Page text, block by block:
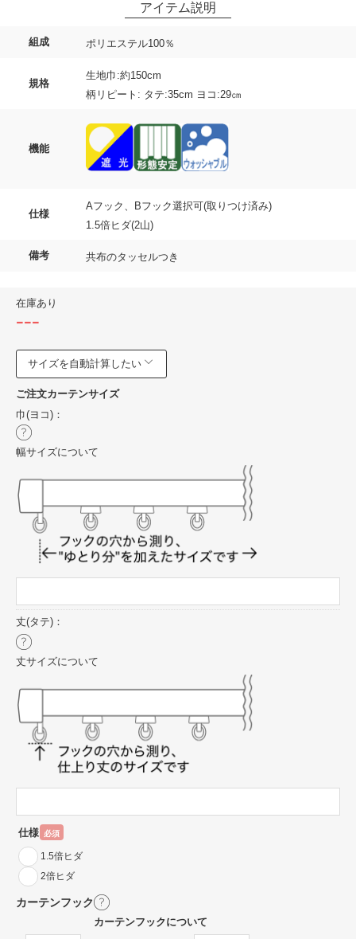
組成 ポリエステル100％
規格
生地巾:約150cm
柄リピート: タテ:35cm ヨコ:29㎝
機能
仕様
Aフック、Bフック選択可(取りつけ済み)
1.5倍ヒダ(2山)
備考 共布のタッセルつき
在庫あり
---
サイズを自動計算したい
ご注文カーテンサイズ
巾(ヨコ)：
幅サイズについて
丈(タテ)：
丈サイズについて
仕様 必須
1.5倍ヒダ
2倍ヒダ
カーテンフック
カーテンフックについて